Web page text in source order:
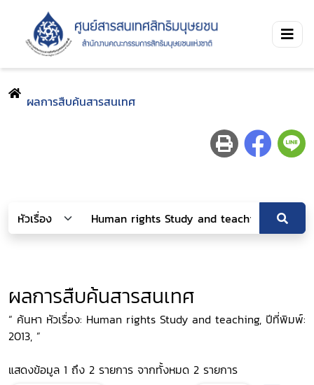
ผลการสืบค้นสารสนเทศ
ผลการสืบค้นสารสนเทศ
“ ค้นหา หัวเรื่อง: Human rights Study and teaching, ปีที่พิมพ์:
2013, ”
แสดงข้อมูล 1 ถึง 2 รายการ จากทั้งหมด 2 รายการ